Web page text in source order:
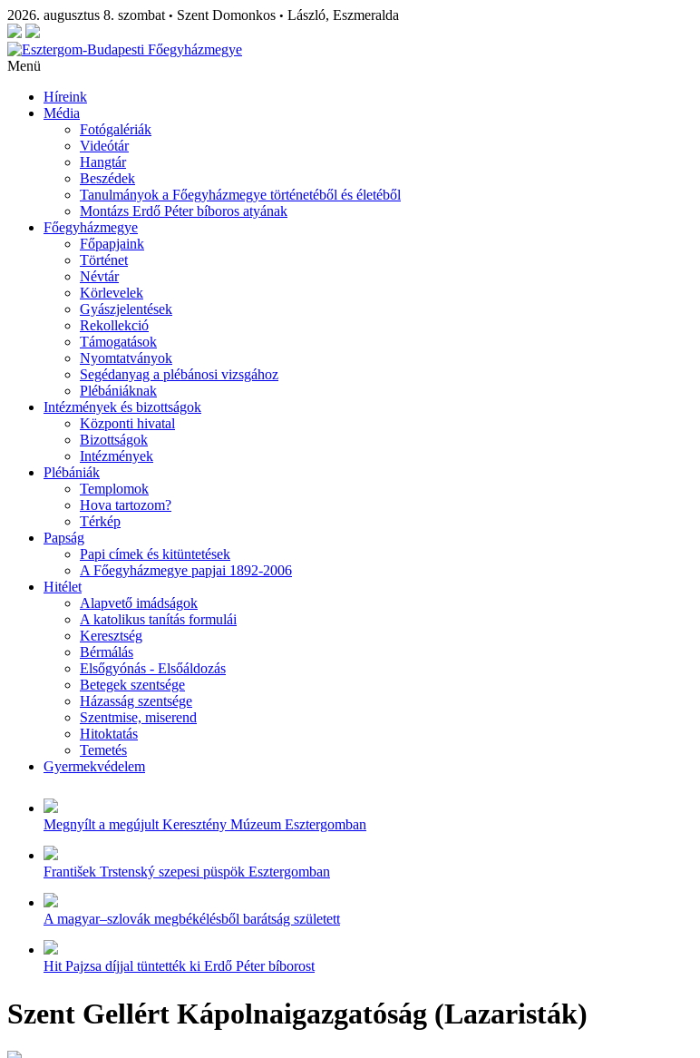
2026. augusztus 8. szombat • Szent Domonkos • László, Eszmeralda
Menü
Híreink
Média
Fotógalériák
Videótár
Hangtár
Beszédek
Tanulmányok a Főegyházmegye történetéből és életéből
Montázs Erdő Péter bíboros atyának
Főegyházmegye
Főpapjaink
Történet
Névtár
Körlevelek
Gyászjelentések
Rekollekció
Támogatások
Nyomtatványok
Segédanyag a plébánosi vizsgához
Plébániáknak
Intézmények és bizottságok
Központi hivatal
Bizottságok
Intézmények
Plébániák
Templomok
Hova tartozom?
Térkép
Papság
Papi címek és kitüntetések
A Főegyházmegye papjai 1892-2006
Hitélet
Alapvető imádságok
A katolikus tanítás formulái
Keresztség
Bérmálás
Elsőgyónás - Elsőáldozás
Betegek szentsége
Házasság szentsége
Szentmise, miserend
Hitoktatás
Temetés
Gyermekvédelem
Megnyílt a megújult Keresztény Múzeum Esztergomban
František Trstenský szepesi püspök Esztergomban
A magyar–szlovák megbékélésből barátság született
Hit Pajzsa díjjal tüntették ki Erdő Péter bíborost
Szent Gellért Kápolnaigazgatóság (Lazaristák)